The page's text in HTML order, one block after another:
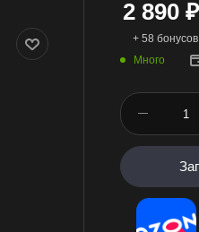
2 890 ₽
+ 58 бонусов
Много